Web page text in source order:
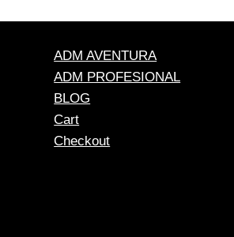
ADM AVENTURA
ADM PROFESIONAL
BLOG
Cart
Checkout